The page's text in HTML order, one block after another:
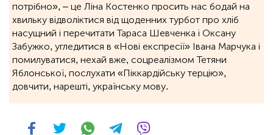
потрібно», ‒ це Ліна Костенко просить нас бодай на
хвильку відволіктися від щоденних турбот про хліб
насущний і перечитати Тараса Шевченка і Оксану
Забужко, угледитися в «Нові експресії» Івана Марчука і
помилуватися, нехай вже, соцреалізмом Тетяни
Яблонської, послухати «Піккардійську терцію»,
довчити, нарешті, українську мову.